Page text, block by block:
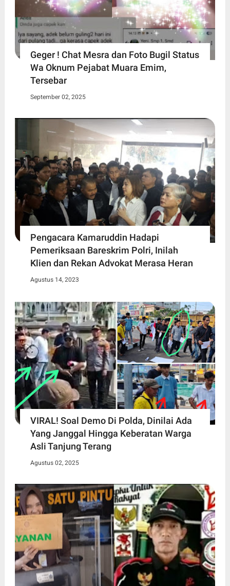
Geger ! Chat Mesra dan Foto Bugil Status
Wa Oknum Pejabat Muara Emim,
Tersebar
September 02, 2025
Pengacara Kamaruddin Hadapi
Pemeriksaan Bareskrim Polri, Inilah
Klien dan Rekan Advokat Merasa Heran
Agustus 14, 2023
VIRAL! Soal Demo Di Polda, Dinilai Ada
Yang Janggal Hingga Keberatan Warga
Asli Tanjung Terang
Agustus 02, 2025